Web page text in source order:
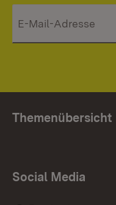
Themenübersicht
Social Media